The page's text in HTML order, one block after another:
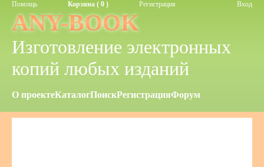
Помощь Корзина ( 0 ) Регистрация Вход
ANY-BOOK
Изготовление электронных
копий любых изданий
О проектеКаталогПоискРегистрацияФорум